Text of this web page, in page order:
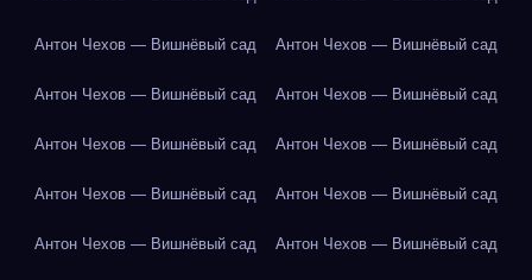
Антон Чехов — Вишнёвый сад Антон Чехов — Вишнёвый сад
Антон Чехов — Вишнёвый сад Антон Чехов — Вишнёвый сад
Антон Чехов — Вишнёвый сад Антон Чехов — Вишнёвый сад
Антон Чехов — Вишнёвый сад Антон Чехов — Вишнёвый сад
Антон Чехов — Вишнёвый сад Антон Чехов — Вишнёвый сад